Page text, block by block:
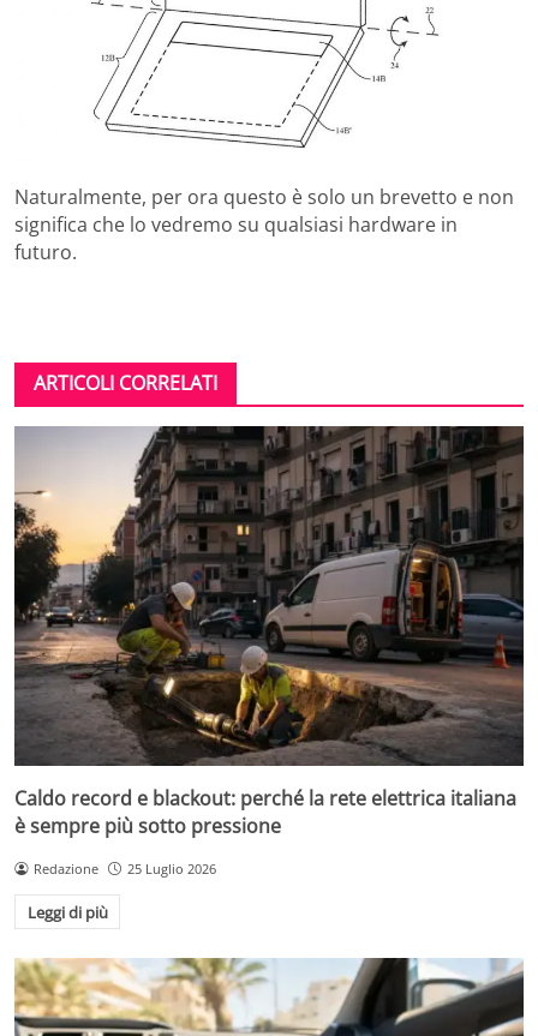
Naturalmente, per ora questo è solo un brevetto e non
significa che lo vedremo su qualsiasi hardware in
futuro.
ARTICOLI CORRELATI
Caldo record e blackout: perché la rete elettrica italiana
è sempre più sotto pressione
Redazione 25 Luglio 2026
Leggi di più